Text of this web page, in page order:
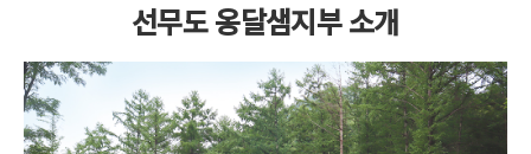
선무도 옹달샘지부 소개